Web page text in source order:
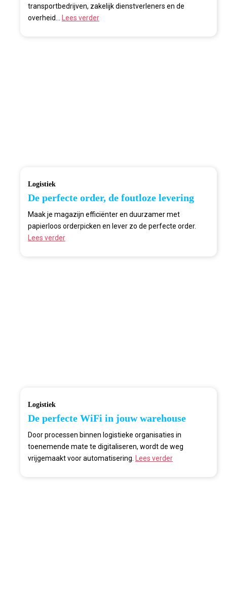
transportbedrijven, zakelijk dienstverleners en de
overheid...
Lees verder
Logistiek
De perfecte order, de foutloze levering
Maak je magazijn efficiënter en duurzamer met
papierloos orderpicken en lever zo de perfecte order.
Lees verder
Logistiek
De perfecte WiFi in jouw warehouse
Door processen binnen logistieke organisaties in
toenemende mate te digitaliseren, wordt de weg
vrijgemaakt voor automatisering.
Lees verder